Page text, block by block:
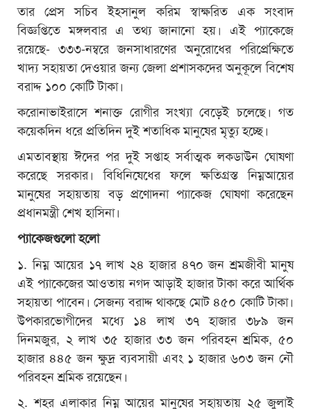
তার প্রেস সচিব ইহসানুল করিম স্বাক্ষরিত এক সংবাদ
বিজ্ঞপ্তিতে মঙ্গলবার এ তথ্য জানানো হয়। এই প্যাকেজে
রয়েছে- ৩৩৩-নম্বরে জনসাধারণের অনুরোধের পরিপ্রেক্ষিতে
খাদ্য সহায়তা দেওয়ার জন্য জেলা প্রশাসকদের অনুকূলে বিশেষ
বরাদ্দ ১০০ কোটি টাকা।
করোনাভাইরাসে শনাক্ত রোগীর সংখ্যা বেড়েই চলেছে। গত
কয়েকদিন ধরে প্রতিদিন দুই শতাধিক মানুষের মৃত্যু হচ্ছে।
এমতাবস্থায় ঈদের পর দুই সপ্তাহ সর্বাত্মক লকডাউন ঘোষণা
করেছে সরকার। বিধিনিষেধের ফলে ক্ষতিগ্রস্ত নিম্নআয়ের
মানুষের সহায়তায় বড় প্রণোদনা প্যাকেজ ঘোষণা করেছেন
প্রধানমন্ত্রী শেখ হাসিনা।
প্যাকেজগুলো হলো
১. নিম্ন আয়ের ১৭ লাখ ২৪ হাজার ৪৭০ জন শ্রমজীবী মানুষ
এই প্যাকেজের আওতায় নগদ আড়াই হাজার টাকা করে আর্থিক
সহায়তা পাবেন। সেজন্য বরাদ্দ থাকছে মোট ৪৫০ কোটি টাকা।
উপকারভোগীদের মধ্যে ১৪ লাখ ৩৭ হাজার ৩৮৯ জন
দিনমজুর, ২ লাখ ৩৫ হাজার ৩৩ জন পরিবহন শ্রমিক, ৫০
হাজার ৪৪৫ জন ক্ষুদ্র ব্যবসায়ী এবং ১ হাজার ৬০৩ জন নৌ
পরিবহন শ্রমিক রয়েছেন।
২. শহর এলাকার নিম্ন আয়ের মানুষের সহায়তায় ২৫ জুলাই